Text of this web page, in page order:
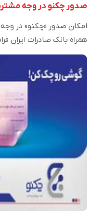
صدور چکنو در وجه
​امکان صدور «چکنو» در
همراه بانک صادرات ایران